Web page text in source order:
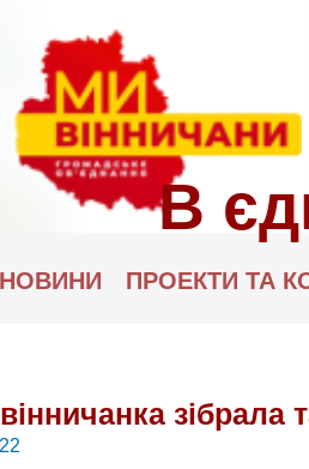
НОВИНИ ПРОЕКТИ ТА